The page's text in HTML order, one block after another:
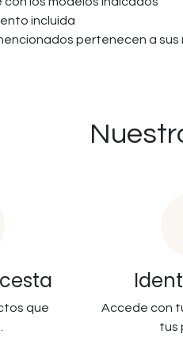
incluida
pertenecen a
que
Accede con
tus